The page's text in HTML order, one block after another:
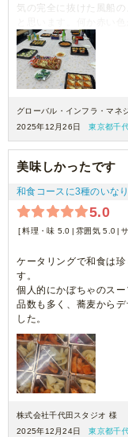
気の完全に抜けた風船
と思います。何か赤い
完成後時間がたったら
いでしょうか。
また鰆の西京焼きも骨
で余計に骨が気になりま
グローバル・インフラ・マネ
2025年12月26日
東京都千
美味しかったです
和食コースに3種のいな
5.0
料理・味 5.0 雰囲気 5.0
ケータリングで和食は
す。
個人的にかぼちゃのスー
品数も多く、蕎麦から
した。
株式会社千代田スタジオ 様
2025年12月24日
東京都千